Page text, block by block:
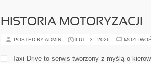
HISTORIA MOTORYZACJI
POSTED BY ADMIN LUT - 3 - 2026
Taxi Drive to serwis tworzony z myślą o